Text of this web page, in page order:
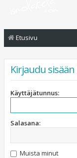
Etusivu
Kirjaudu
Käyttäjätunnus:
Salasana:
Muista minut